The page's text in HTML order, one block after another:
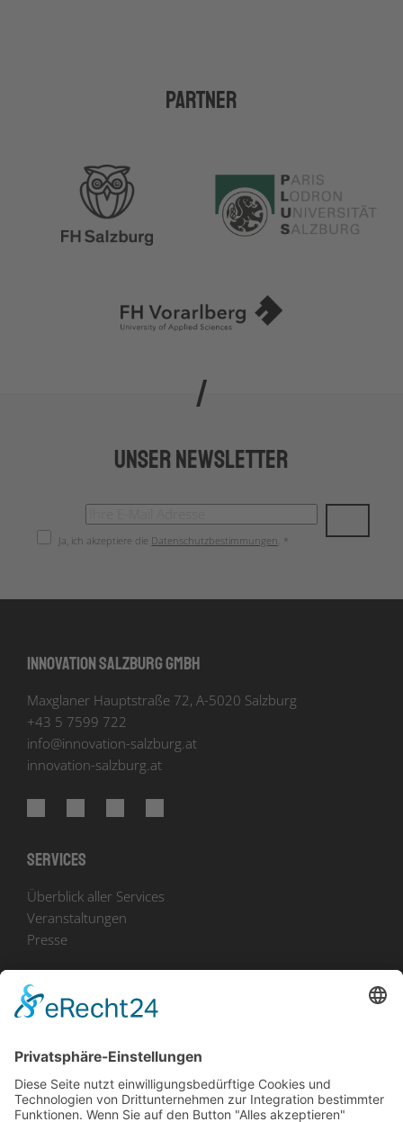
Partner
Unser Newsletter
Ja, ich akzeptiere die Datenschutzbestimmungen. *
Innovation Salzburg GmbH
Maxglaner Hauptstraße 72, A-5020 Salzburg
+43 5 7599 722
info@innovation-salzburg.at
innovation-salzburg.at
Services
Überblick aller Services
Veranstaltungen
Presse
Bekanntmachungen
Zu uns